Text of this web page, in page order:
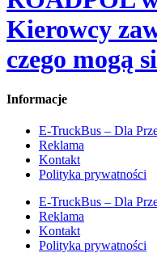
Kierowcy
czego mogą
Informacje
E-TruckBus – Dla
Reklama
Kontakt
Polityka prywatności
E-TruckBus – Dla
Reklama
Kontakt
Polityka prywatności